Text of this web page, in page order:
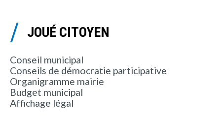
JOUÉ CITOYEN
Conseil municipal
Conseils de démocratie participative
Organigramme mairie
Budget municipal
Affichage légal